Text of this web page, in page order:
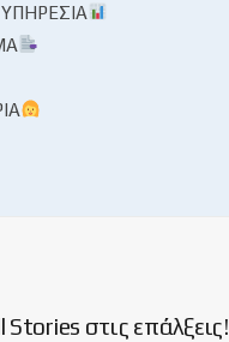
στις επάλξεις!